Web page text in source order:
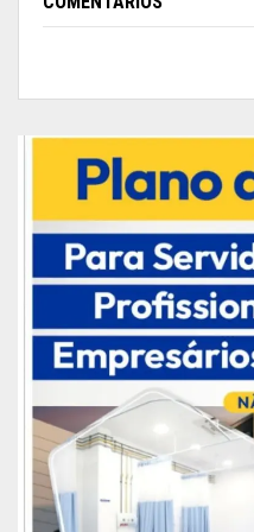
Programação
Com o tema “O
mulheres”, o evento
alimentação do
restrito a convidados
enfrentamento ao